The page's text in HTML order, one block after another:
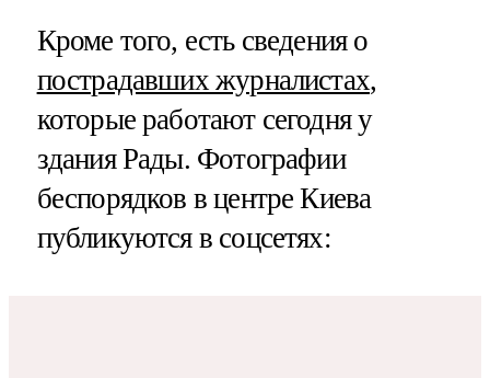
Кроме того, есть сведения о
пострадавших журналистах,
которые работают сегодня у
здания Рады. Фотографии
беспорядков в центре Киева
публикуются в соцсетях: